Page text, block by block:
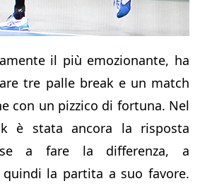
il più emozionante, ha
tre palle break e un match
con un pizzico di fortuna. Nel
è stata ancora la risposta
a fare la differenza, a
la partita a suo favore.